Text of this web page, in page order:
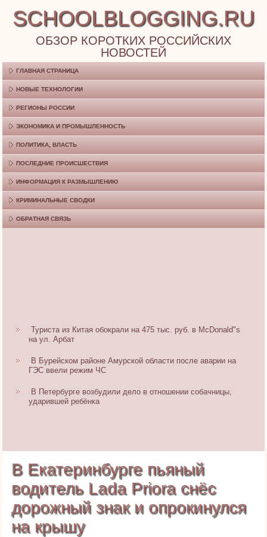
SCHOOLBLOGGING.RU
ОБЗОР КОРОТКИХ РОССИЙСКИХ
НОВОСТЕЙ
ГЛАВНАЯ СТРАНИЦА
НОВЫЕ ТЕХНОЛОГИИ
РЕГИОНЫ РОССИИ
ЭКОНОМИКА И ПРОМЫШЛЕННОСТЬ
ПОЛИТИКА, ВЛАСТЬ
ПОСЛЕДНИЕ ПРОИСШЕСТВИЯ
ИНФОРМАЦИЯ К РАЗМЫШЛЕНИЮ
КРИМИНАЛЬНЫЕ СВОДКИ
ОБРАТНАЯ СВЯЗЬ
Туриста из Китая обокрали на 475 тыс. руб. в McDonald"s
на ул. Арбат
В Бурейском районе Амурской области после аварии на
ГЭС ввели режим ЧС
В Петербурге возбудили дело в отношении собачницы,
ударившей ребёнка
В Екатеринбурге пьяный
водитель Lada Priora снёс
дорожный знак и опрокинулся
на крышу